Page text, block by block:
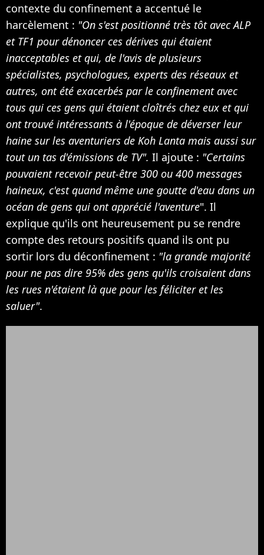
contexte du confinement a accentué le
harcèlement : "On s'est positionné très tôt avec ALP
et TF1 pour dénoncer ces dérives qui étaient
inacceptables et qui, de l'avis de plusieurs
spécialistes, psychologues, experts des réseaux et
autres, ont été exacerbés par le confinement avec
tous qui ces gens qui étaient cloîtrés chez eux et qui
ont trouvé intéressants à l'époque de déverser leur
haine sur les aventuriers de Koh Lanta mais aussi sur
tout un tas d'émissions de TV". Il ajoute : "Certains
pouvaient recevoir peut-être 300 ou 400 messages
haineux, c'est quand même une goutte d'eau dans un
océan de gens qui ont apprécié l'aventure". Il
explique qu'ils ont heureusement pu se rendre
compte des retours positifs quand ils ont pu
sortir lors du déconfinement : "la grande majorité
pour ne pas dire 95% des gens qu'ils croisaient dans
les rues n'étaient là que pour les féliciter et les
saluer".